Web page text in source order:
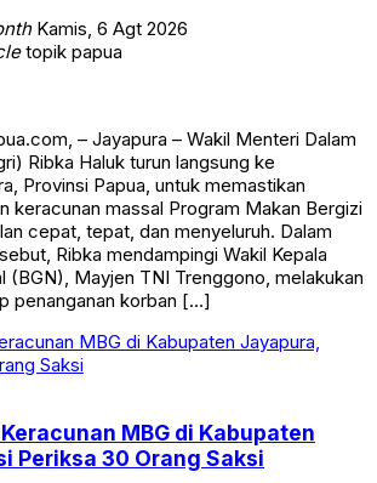
Kamis, 6 Agt 2026
topik papua
– Jayapura – Wakil Menteri Dalam
Ribka Haluk turun langsung ke
Provinsi Papua, untuk memastikan
keracunan massal Program Makan Bergizi
cepat, tepat, dan menyeluruh. Dalam
Ribka mendampingi Wakil Kepala
(BGN), Mayjen TNI Trenggono, melakukan
penanganan korban […]
MBG di Kabupaten
Periksa 30 Orang Saksi